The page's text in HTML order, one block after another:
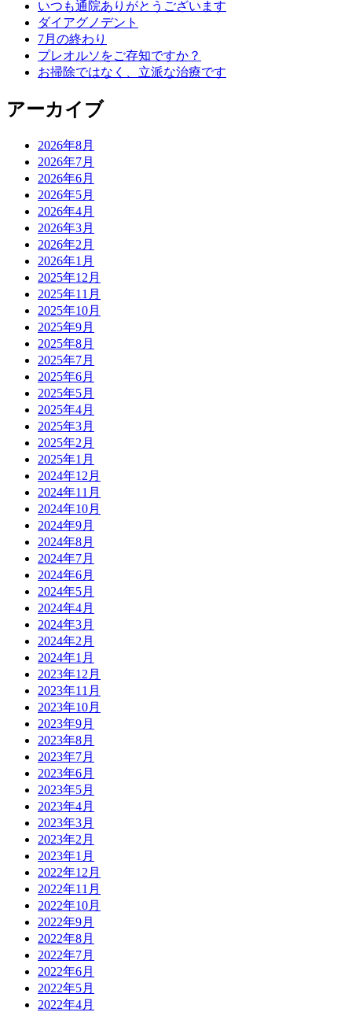
いつも通院ありがとうございます
ダイアグノデント
7月の終わり
プレオルソをご存知ですか？
お掃除ではなく、立派な治療です
アーカイブ
2026年8月
2026年7月
2026年6月
2026年5月
2026年4月
2026年3月
2026年2月
2026年1月
2025年12月
2025年11月
2025年10月
2025年9月
2025年8月
2025年7月
2025年6月
2025年5月
2025年4月
2025年3月
2025年2月
2025年1月
2024年12月
2024年11月
2024年10月
2024年9月
2024年8月
2024年7月
2024年6月
2024年5月
2024年4月
2024年3月
2024年2月
2024年1月
2023年12月
2023年11月
2023年10月
2023年9月
2023年8月
2023年7月
2023年6月
2023年5月
2023年4月
2023年3月
2023年2月
2023年1月
2022年12月
2022年11月
2022年10月
2022年9月
2022年8月
2022年7月
2022年6月
2022年5月
2022年4月